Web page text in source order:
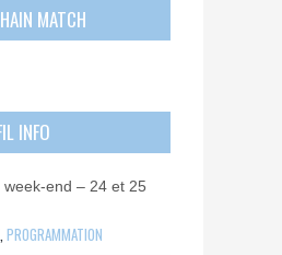
MATCH
INFO
end – 24 et 25
,PROGRAMMATION